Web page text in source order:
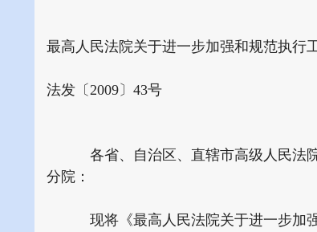
最高人民法院关于进一步加强和规范执行
法发〔2009〕43号
各省、自治区、直辖市高级人民法院
分院：
现将《最高人民法院关于进一步加强